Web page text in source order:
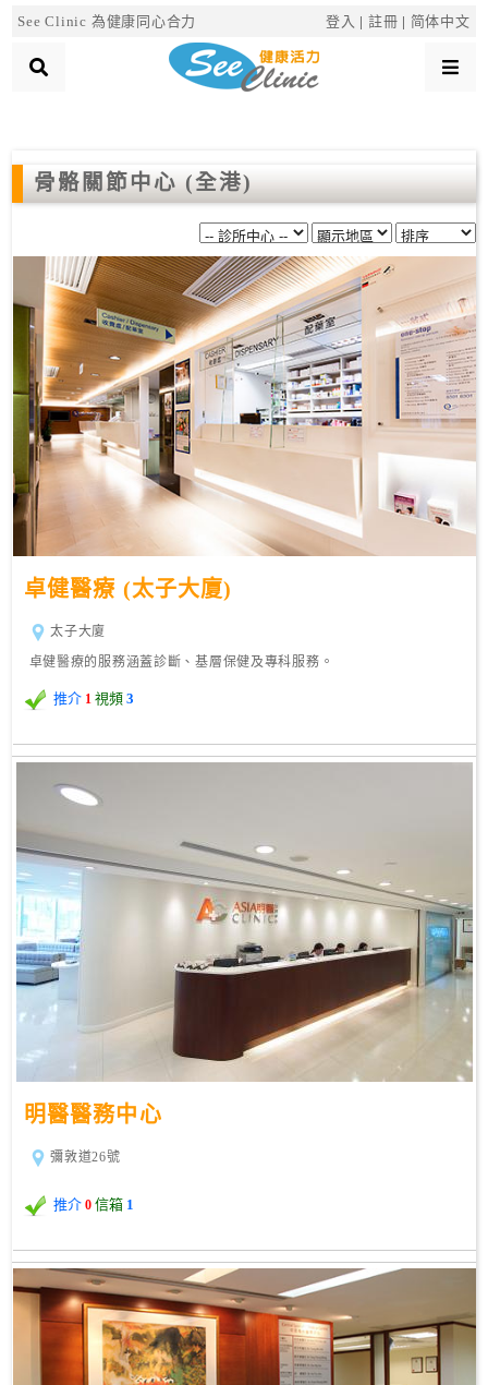
See Clinic 為健康同心合力 登入 | 註冊 | 简体中文
所
分
搜
尋
診
所
按
區
搜
尋
小
應
診
症
公
立
醫
院
家
醫
院
中
醫
醫
×
骨骼關節中心 (全港)
卓健醫療 (太子大廈)
太子大廈
卓健醫療的服務涵蓋診斷、基層保健及專科服務。
推介 1 視頻3
明醫醫務中心
彌敦道26號
推介 0 信箱 1